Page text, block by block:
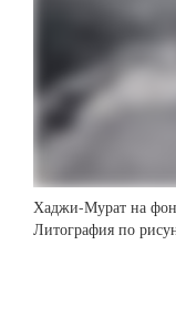
Хаджи-Мурат на
Литография по